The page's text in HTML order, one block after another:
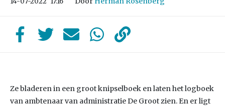
Ze bladeren in een groot knipselboek en laten het logboek
van ambtenaar van administratie De Groot zien. En er ligt